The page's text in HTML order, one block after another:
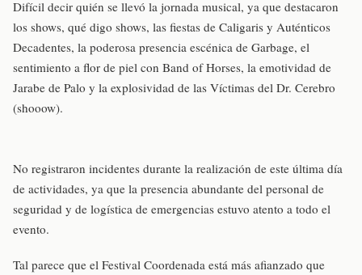
Difícil decir quién se llevó la jornada musical, ya que destacaron
los shows, qué digo shows, las fiestas de Caligaris y Auténticos
Decadentes, la poderosa presencia escénica de Garbage, el
sentimiento a flor de piel con Band of Horses, la emotividad de
Jarabe de Palo y la explosividad de las Víctimas del Dr. Cerebro
(shooow).
No registraron incidentes durante la realización de este última día
de actividades, ya que la presencia abundante del personal de
seguridad y de logística de emergencias estuvo atento a todo el
evento.
Tal parece que el Festival Coordenada está más afianzado que